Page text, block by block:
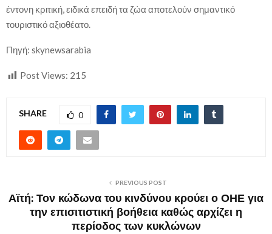
έντονη κριτική, ειδικά επειδή τα ζώα αποτελούν σημαντικό
τουριστικό αξιοθέατο.
Πηγή: skynewsarabia
Post Views: 215
SHARE 0
PREVIOUS POST
Αϊτή: Τον κώδωνα του κινδύνου κρούει ο ΟΗΕ για
την επισιτιστική βοήθεια καθώς αρχίζει η
περίοδος των κυκλώνων